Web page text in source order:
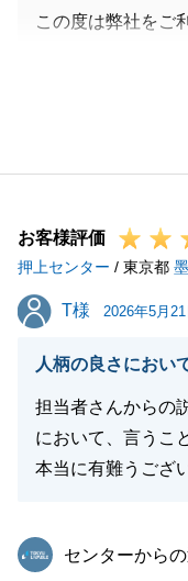
この度は弊社をご
ご売却に至るまで
たかと思いますが
でスムーズに進め
す。
お力になれるよう
今後ともよろしく
お客様評価
押上センター / 東京都
T様
T様 2026年5月21
人柄の良さにおい
担当者さんからの
において、言うこ
本当に有難うござ
東急リバブル
センターから